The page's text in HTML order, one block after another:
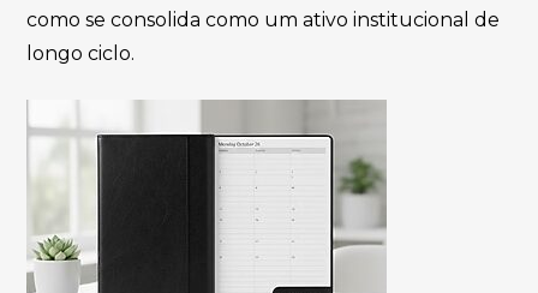
como se consolida como um ativo institucional de
longo ciclo.